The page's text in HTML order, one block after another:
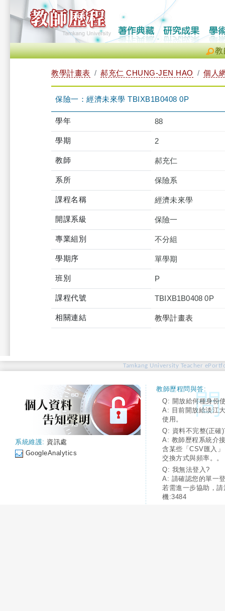
教
教學計畫表 郝充仁 CHUNG-JEN HAO 個人
保險一：經濟未來學 TBIXB1B0408 0P
學年 88
學期 2
教師 郝充仁
系所 保險系
課程名稱 經濟未來學
開課系級 保險一
專業組別 不分組
學期序 單學期
班別 P
課程代號 TBIXB1B0408 0P
相關連結 教學計畫表
Tamkang University Teacher
系統維護: 資訊處
GoogleAnalytics
教師歷程問與答:
Q: 開放給何種身份
A: 目前開放給淡江
使用。
Q: 資料不完整(正確
A: 教師歷程系統介
含某些「CSV匯入
交換方式與頻率。。
Q: 我無法登入?
A: 請確認您的單一
若需進一步協助，
機:3484